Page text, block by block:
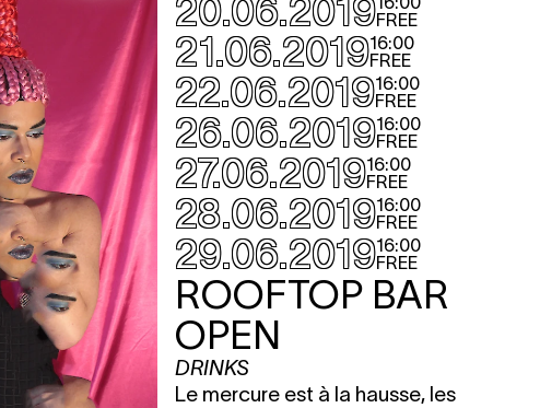
20.06.2019FREE
21.06.201916:00
FREE
22.06.201916:00
FREE
26.06.201916:00
FREE
27.06.201916:00
FREE
28.06.201916:00
FREE
29.06.201916:00
FREE
ROOFTOP BAR
OPEN
DRINKS
Le mercure est à la hausse, les